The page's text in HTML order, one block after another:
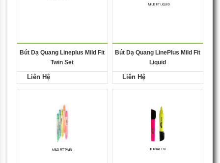
Bút Dạ Quang Lineplus Mild Fit
Twin Set
Liên Hệ
Bút Dạ Quang LinePlus Mild Fit
Liquid
Liên Hệ